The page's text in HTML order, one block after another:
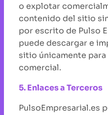
o explotar
contenido del sitio
por escrito de Pulso
puede descargar e
sitio únicamente
comercial.
5. Enlaces a Terceros
PulsoEmpresarial.es